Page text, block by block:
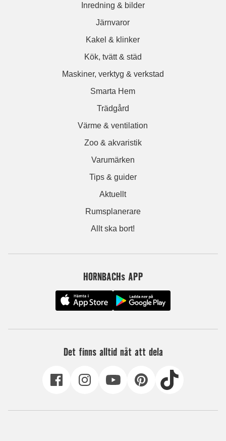
Inredning & bilder
Järnvaror
Kakel & klinker
Kök, tvätt & städ
Maskiner, verktyg & verkstad
Smarta Hem
Trädgård
Värme & ventilation
Zoo & akvaristik
Varumärken
Tips & guider
Aktuellt
Rumsplanerare
Allt ska bort!
HORNBACHs APP
Det finns alltid nåt att dela